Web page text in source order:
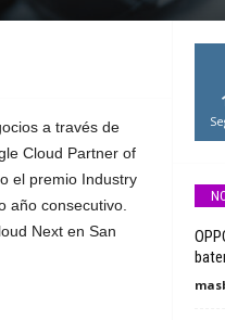
a través de
Cloud Partner of
el premio Industry
año consecutivo.
Next en San